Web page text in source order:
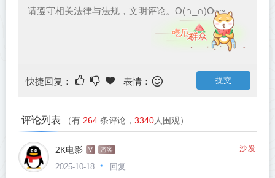
快捷回复： 表情：
评论列表 （有 264 条评论， 3340人围观）
2K电影 V 游客 沙发
2025-10-18 回复